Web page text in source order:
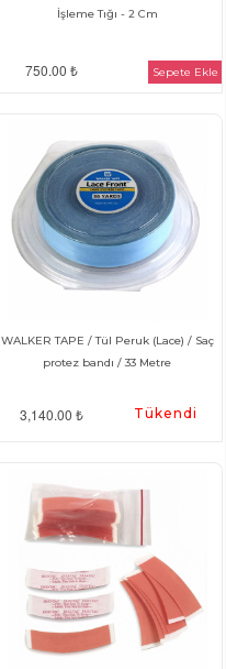
İşleme Tığı - 2 Cm
750.00 ₺ Sepete Ekle
WALKER TAPE / Tül Peruk (Lace) / Saç
protez bandı / 33 Metre
3,140.00 ₺ Tükendi